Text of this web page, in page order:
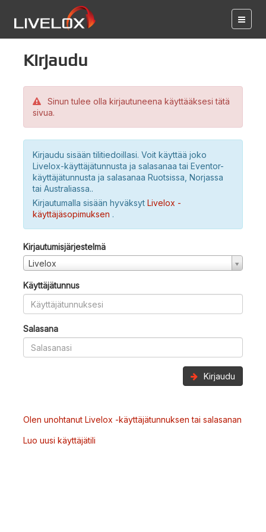
Kirjaudu
Sinun tulee olla kirjautuneena käyttääksesi tätä
sivua.
Kirjaudu sisään tilitiedoillasi. Voit käyttää joko
Livelox-käyttäjätunnusta ja salasanaa tai Eventor-
käyttäjätunnusta ja salasanaa Ruotsissa, Norjassa
tai Australiassa..
Kirjautumalla sisään hyväksyt Livelox -
käyttäjäsopimuksen .
Kirjautumisjärjestelmä
Livelox
Käyttäjätunnus
Salasana
Kirjaudu
Olen unohtanut Livelox -käyttäjätunnuksen tai salasanan
Luo uusi käyttäjätili